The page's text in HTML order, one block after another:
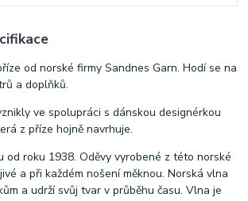
od norské firmy Sandnes Garn. Hodí se na
a doplňků.
ve spolupráci s dánskou designérkou
z příze hojně navrhuje.
od roku 1938. Oděvy vyrobené z této norské
a při každém nošení měknou. Norská vlna
a udrží svůj tvar v průběhu času. Vlna je